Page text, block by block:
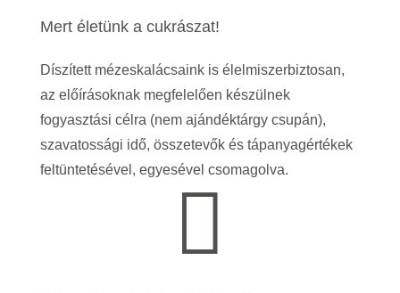
Mert életünk a cukrászat!
Díszített mézeskalácsaink is élelmiszerbiztosan,
az előírásoknak megfelelően készülnek
fogyasztási célra (nem ajándéktárgy csupán),
szavatossági idő, összetevők és tápanyagértékek
feltüntetésével, egyesével csomagolva.
